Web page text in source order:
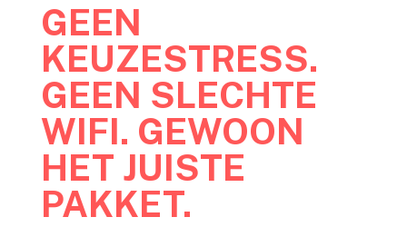
GEEN
KEUZESTRESS.
GEEN SLECHTE
WIFI. GEWOON
HET JUISTE
PAKKET.